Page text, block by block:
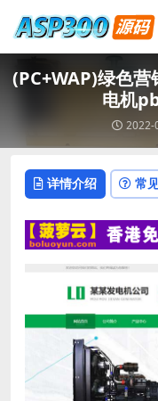
(PC+WAP)绿色
电机
2022-
详情介绍 常